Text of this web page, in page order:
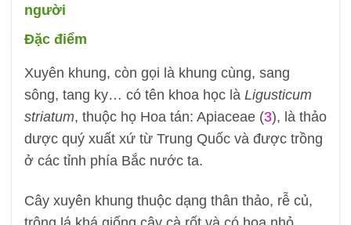
người
Đặc điểm
Xuyên khung, còn gọi là khung cùng, sang
sông, tang ky… có tên khoa học là Ligusticum
striatum, thuộc họ Hoa tán: Apiaceae (3), là thảo
dược quý xuất xứ từ Trung Quốc và được trồng
ở các tỉnh phía Bắc nước ta.
Cây xuyên khung thuộc dạng thân thảo, rễ củ,